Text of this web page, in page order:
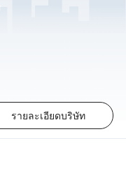
รายละเอียดบริษัท